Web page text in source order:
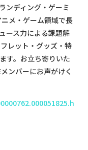
ンディング・ゲーミ
メ・ゲーム領域で長
ース力による課題解
レット・グッズ・特
す。お立ち寄りいた
ンバーにお声がけく